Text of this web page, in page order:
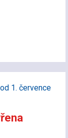
1. července